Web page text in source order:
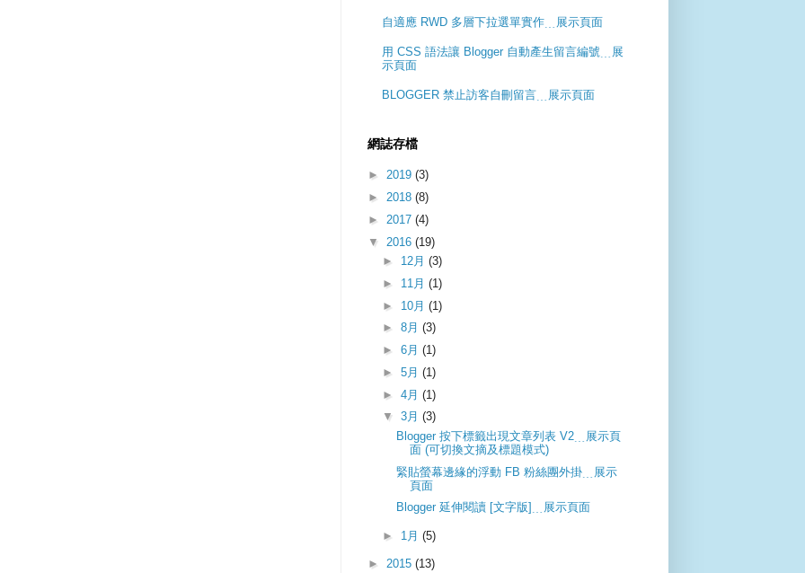
自適應 RWD 多層下拉選單實作﹍展示頁面
用 CSS 語法讓 Blogger 自動產生留言編號﹍展
示頁面
BLOGGER 禁止訪客自刪留言﹍展示頁面
網誌存檔
► 2019 (3)
► 2018 (8)
► 2017 (4)
▼ 2016 (19)
► 12月 (3)
► 11月 (1)
► 10月 (1)
► 8月 (3)
► 6月 (1)
► 5月 (1)
► 4月 (1)
▼ 3月 (3)
Blogger 按下標籤出現文章列表 V2﹍展示頁
面 (可切換文摘及標題模式)
緊貼螢幕邊緣的浮動 FB 粉絲團外掛﹍展示
頁面
Blogger 延伸閱讀 [文字版]﹍展示頁面
► 1月 (5)
► 2015 (13)